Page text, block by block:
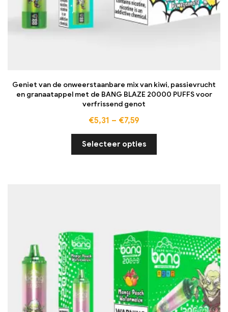
Geniet van de onweerstaanbare mix van kiwi, passievrucht
en granaatappel met de BANG BLAZE 20000 PUFFS voor
verfrissend genot
€5,31 – €7,59
Selecteer opties